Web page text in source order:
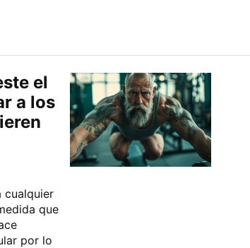
el
a los
cualquier
que
por lo